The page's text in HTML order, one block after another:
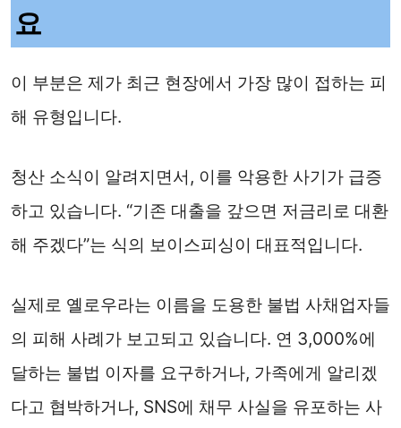
요
이 부분은 제가 최근 현장에서 가장 많이 접하는 피
해 유형입니다.
청산 소식이 알려지면서, 이를 악용한 사기가 급증
하고 있습니다. “기존 대출을 갚으면 저금리로 대환
해 주겠다”는 식의 보이스피싱이 대표적입니다.
실제로 옐로우라는 이름을 도용한 불법 사채업자들
의 피해 사례가 보고되고 있습니다. 연 3,000%에
달하는 불법 이자를 요구하거나, 가족에게 알리겠
다고 협박하거나, SNS에 채무 사실을 유포하는 사